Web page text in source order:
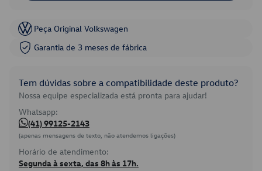
Peça Original Volkswagen
Garantia de 3 meses de fábrica
Tem dúvidas sobre a compatibilidade deste produto?
Nossa equipe especializada está pronta para ajudar!
Whatsapp:
(41) 99125-2143
(apenas mensagens de texto, não atendemos ligações)
Horário de atendimento:
Segunda à sexta, das 8h às 17h.